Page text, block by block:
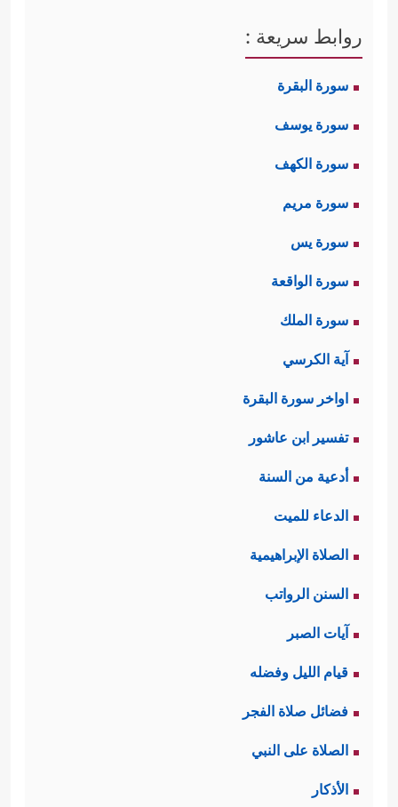
روابط سريعة :
سورة البقرة
سورة يوسف
سورة الكهف
سورة مريم
سورة يس
سورة الواقعة
سورة الملك
آية الكرسي
اواخر سورة البقرة
تفسير ابن عاشور
أدعية من السنة
الدعاء للميت
الصلاة الإبراهيمية
السنن الرواتب
آيات الصبر
قيام الليل وفضله
فضائل صلاة الفجر
الصلاة على النبي
الأذكار